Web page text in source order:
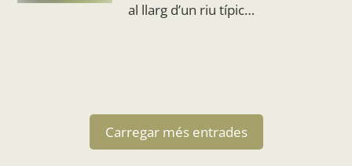
al llarg d’un riu típic…
Carregar més entrades